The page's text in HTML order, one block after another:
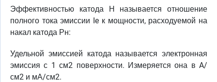
Эффективностью катода Н называется отношение
полного тока эмиссии Ie к мощности, расходуемой на
накал катода Рн:
Удельной эмиссией катода называется электронная
эмиссия с 1 см2 поверхности. Измеряется она в A/
см2 и мА/см2.